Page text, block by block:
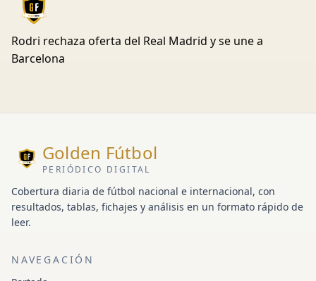
Rodri rechaza oferta del Real Madrid y se une a
Barcelona
Golden Fútbol
PERIÓDICO DIGITAL
Cobertura diaria de fútbol nacional e internacional, con
resultados, tablas, fichajes y análisis en un formato rápido de
leer.
NAVEGACIÓN